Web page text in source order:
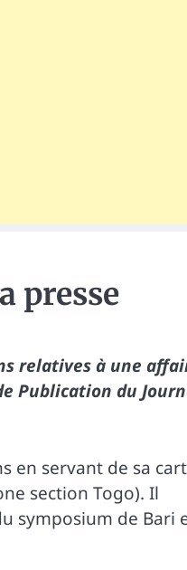
presse
relatives à une
Publication du
en servant de sa
section Togo). Il
symposium de Bari